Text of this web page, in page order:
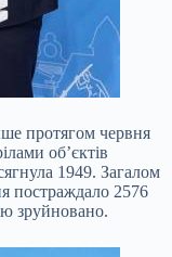
протягом червня
об’єктів
1949. Загалом
постраждало 2576
зруйновано.